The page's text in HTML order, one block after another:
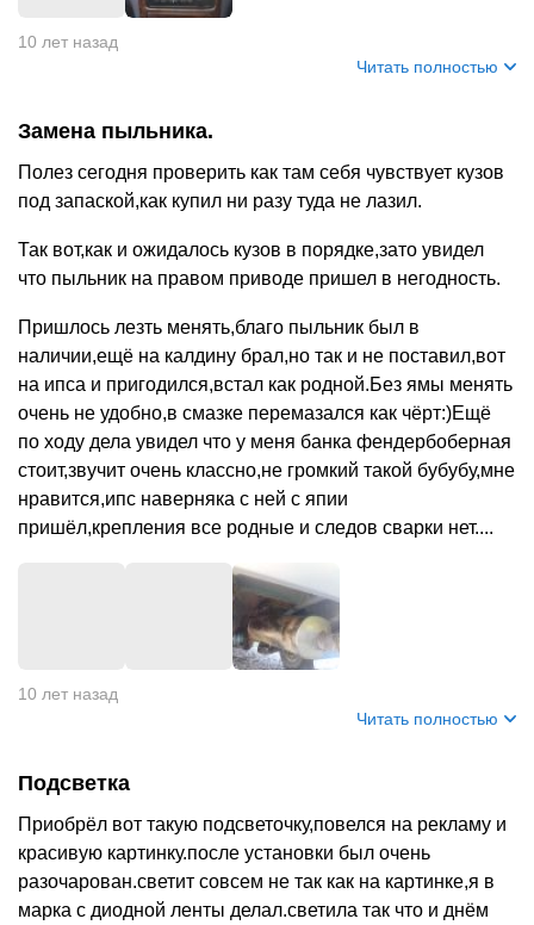
10 лет назад
Читать полностью
Замена пыльника.
Полез сегодня проверить как там себя чувствует кузов
под запаской,как купил ни разу туда не лазил.
Так вот,как и ожидалось кузов в порядке,зато увидел
что пыльник на правом приводе пришел в негодность.
Пришлось лезть менять,благо пыльник был в
наличии,ещё на калдину брал,но так и не поставил,вот
на ипса и пригодился,встал как родной.Без ямы менять
очень не удобно,в смазке перемазался как чёрт:)Ещё
по ходу дела увидел что у меня банка фендербоберная
стоит,звучит очень классно,не громкий такой бубубу,мне
нравится,ипс наверняка с ней с япии
пришёл,крепления все родные и следов сварки нет....
10 лет назад
Читать полностью
Подсветка
Приобрёл вот такую подсветочку,повелся на рекламу и
красивую картинку.после установки был очень
разочарован.светит совсем не так как на картинке,я в
марка с диодной ленты делал.светила так что и днём